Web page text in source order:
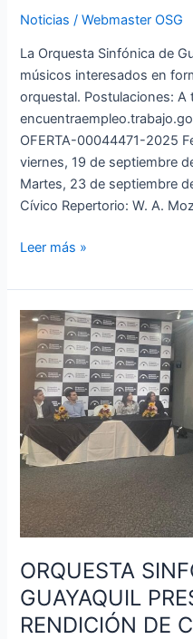
Noticias /Webmaster OSG
La Orquesta Sinfónica de
músicos interesados en
orquestal. Postulaciones: A
OFERTA-00044471-2025
viernes, 19 de septiembre
Martes, 23 de septiembre
Cívico Repertorio: W. A.
Leer más »
ORQUESTA
GUAYAQUIL
RENDICIÓN DE
ORQUESTA
SINFÓNICA
DE
GUAYAQUIL
PRESENTA
SU
RENDICIÓN
DE
CUENTAS
2024